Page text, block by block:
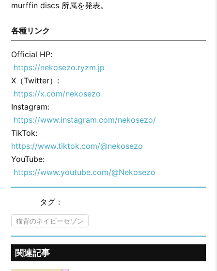
murffin discs 所属を発表。
各種リンク
Official HP:
https://nekosezo.ryzm.jp
X（Twitter）:
https://x.com/nekosezo
Instagram:
https://www.instagram.com/nekosezo/
TikTok:
https://www.tiktok.com/@nekosezo
YouTube:
https://www.youtube.com/@Nekosezo
タグ：
猫背のネイビーセゾン
関連記事